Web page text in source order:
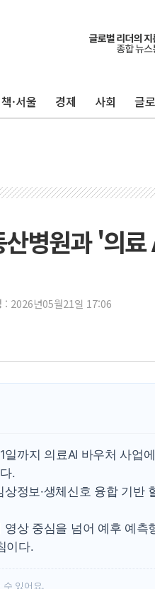
·서울 경제 사회 글
병원과 '의
: 2026년05월21일 17:06
까지 의료AI 바우처 사업
.
정보·생체신호 융합 기반
상 중심을 넘어 예후 예측
이다.
수 있어요.